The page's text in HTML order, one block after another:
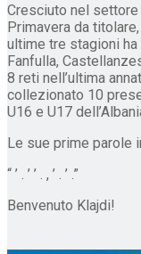
Cresciuto nel
Primavera da
ultime tre stagioni
Fanfulla,
8 reti nell’ultima
collezionato 10
U16 e U17
Le sue prime parole
“ ’ . ’ ’ . , ’ . ’ .”
Benvenuto Klajdi!